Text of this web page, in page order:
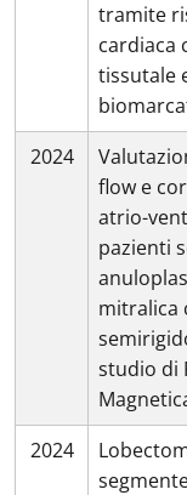
tramite
cardiaca
tissutale
2024
flow e
atrio-
pazienti
mitralica
studio di
2024